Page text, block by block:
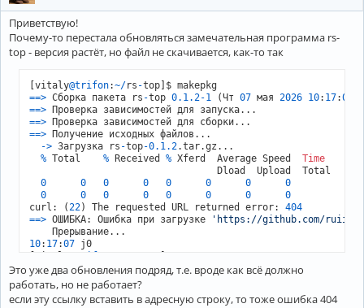
Приветствую!
Почему-то перестала обновляться замечательная программа rs-
top - версия растёт, но файл не скачивается, как-то так
[vitaly@trifon:~/rs -
==> Сборка пакета rs -top 0.1.2-1 (Чт 07 мая 2026 10: 17:06
==>
==>
==> Получение исходных файлов...
-> Загрузка rs -top-0.1.2.tar.gz...
% Total % Received % Xferd  Average Speed Time
Dload  Upload  Total
0
0 0 0 0 0 0
0
0
0 0 0 0 0 0
0
curl: (22) The requested URL returned error: 404
==> ОШИБКА: Ошибка при загрузке
'https://github.com/
10: 17:07 j0
Это уже два обновления подряд, т.е. вроде как всё должно
работать, но не работает?
если эту ссылку вставить в адресную строку, то тоже ошибка 404